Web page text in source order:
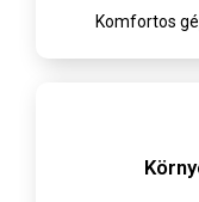
Komfortos